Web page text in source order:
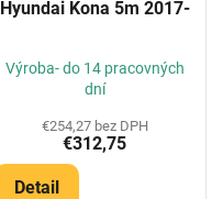
Hyundai Kona 5m 2017-
Výroba- do 14 pracovných
dní
€254,27 bez DPH
€312,75
Detail